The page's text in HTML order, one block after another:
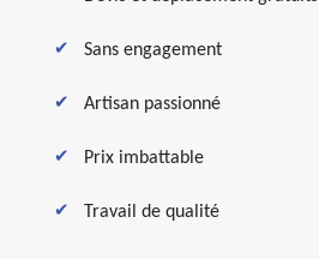
Sans engagement
Artisan passionné
Prix imbattable
Travail de qualité